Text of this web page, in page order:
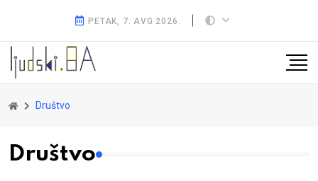
PETAK, 7. AVG 2026.
Društvo
Društvo